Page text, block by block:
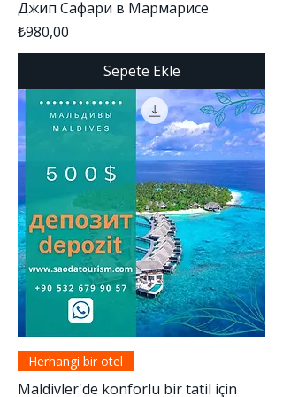
Джип Сафари в Мармарисе
Fiyat
₺980,00
Sepete Ekle
Herhangi bir otel
Maldivler'de konforlu bir tatil için